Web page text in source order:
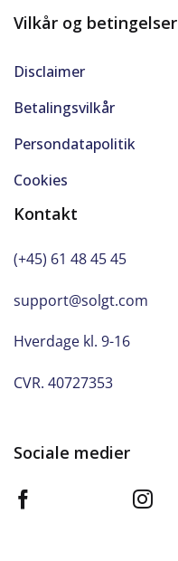
Vilkår og betingelser
Disclaimer
Betalingsvilkår
Persondatapolitik
Cookies
Kontakt
(+45) 61 48 45 45
support@solgt.com
Hverdage kl. 9-16
CVR. 40727353
Sociale medier